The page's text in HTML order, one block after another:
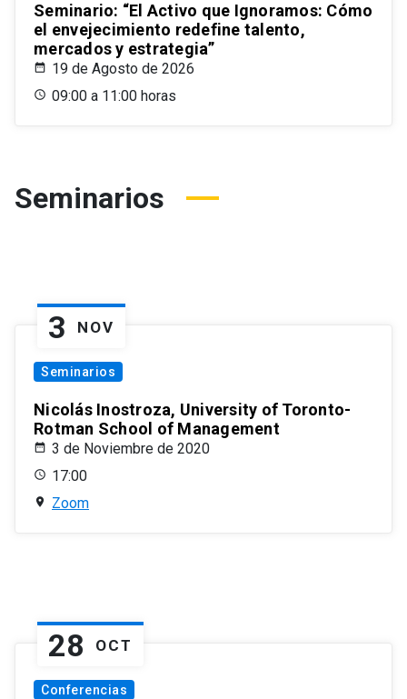
Seminario: “El Activo que Ignoramos: Cómo
el envejecimiento redefine talento,
mercados y estrategia”
19 de Agosto de 2026
09:00 a 11:00 horas
Seminarios
3 NOV
Seminarios
Nicolás Inostroza, University of Toronto-
Rotman School of Management
3 de Noviembre de 2020
17:00
Zoom
28 OCT
Conferencias